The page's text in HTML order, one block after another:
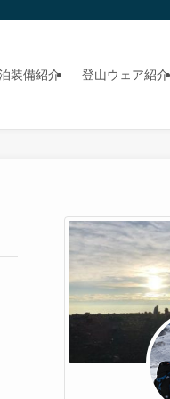
装備紹介 登山ウェア紹介